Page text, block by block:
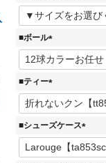
(
必
■ボール
(
必
須
■ティー
(
必
須
■シューズケース
(
必